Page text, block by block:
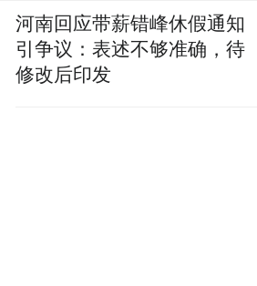
河南回应带薪错峰休假通知
引争议：表述不够准确，待
修改后印发